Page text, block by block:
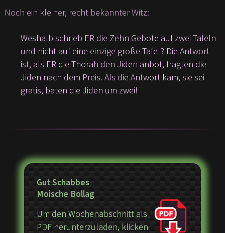
Noch ein kleiner, recht bekannter Witz:
Weshalb schrieb ER die Zehn Gebote auf zwei Tafeln
und nicht auf eine einzige große Tafel? Die Antwort
ist, als ER die Thorah den Jiden anbot, fragten die
Jiden nach dem Preis. Als die Antwort kam, sie sei
gratis, baten die Jiden um zwei!
Gut Schabbes
Moische Bollag
Um den Wochenabschnitt als
PDF herunterzuladen, klicken